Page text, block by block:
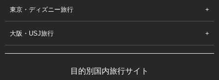
東京・ディズニー旅行
大阪・USJ旅行
目的別国内旅行サイト